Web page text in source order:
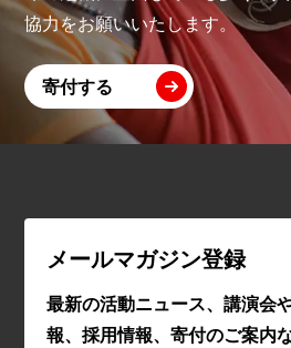
協力をお願いいたします。
寄付する
メールマガジン登録
最新の活動ニュース、講演会
報、採用情報、寄付のご案内